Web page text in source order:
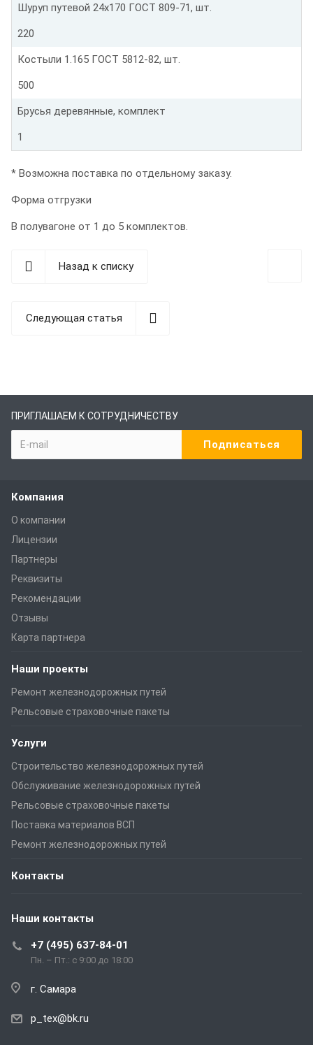
Шуруп путевой 24х170 ГОСТ 809-71, шт.
220
Костыли 1.165 ГОСТ 5812-82, шт.
500
Брусья деревянные, комплект
1
* Возможна поставка по отдельному заказу.
Форма отгрузки
В полувагоне от 1 до 5 комплектов.
Назад к списку
Следующая статья
ПРИГЛАШАЕМ К СОТРУДНИЧЕСТВУ
Компания
О компании
Лицензии
Партнеры
Реквизиты
Рекомендации
Отзывы
Карта партнера
Наши проекты
Ремонт железнодорожных путей
Рельсовые страховочные пакеты
Услуги
Строительство железнодорожных путей
Обслуживание железнодорожных путей
Рельсовые страховочные пакеты
Поставка материалов ВСП
Ремонт железнодорожных путей
Контакты
Наши контакты
+7 (495) 637-84-01
Пн. – Пт.: с 9:00 до 18:00
г. Самара
p_tex@bk.ru